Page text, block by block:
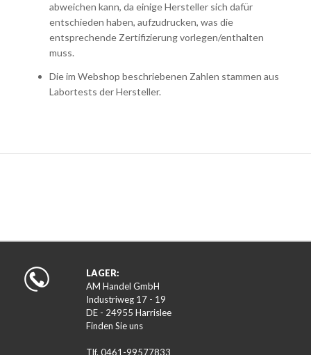
abweichen kann, da einige Hersteller sich dafür
entschieden haben, aufzudrucken, was die
entsprechende Zertifizierung vorlegen/enthalten
muss.
Die im Webshop beschriebenen Zahlen stammen aus
Labortests der Hersteller.
LAGER:
AM Handel GmbH
Industriweg 17 - 19
DE - 24955 Harrislee
Finden Sie uns
Tlf. 0461-99577833